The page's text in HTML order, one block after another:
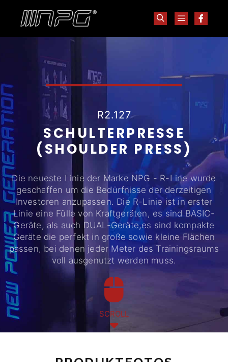
R2.127
SCHULTERPRESSE
(SHOULDER PRESS)
Die neueste Linie der Marke NPG - R-Line wurde
geschaffen um die Bedürfnisse der derzeitigen
Investoren anzupassen. Die R-Linie ist in erster
Linie eine Fülle von Kraftgeräten, es sind BASIC-
Geräte, als auch DUAL-Geräte,es sind kompakte
Geräte die perfekt in große sowie kleine Flächen
passen, bei denen jeder Meter des Trainingsraums
voll ausgenutzt werden muss.
SCROLL